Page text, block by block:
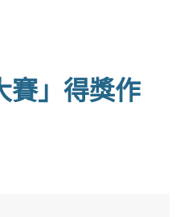
賽」得獎作